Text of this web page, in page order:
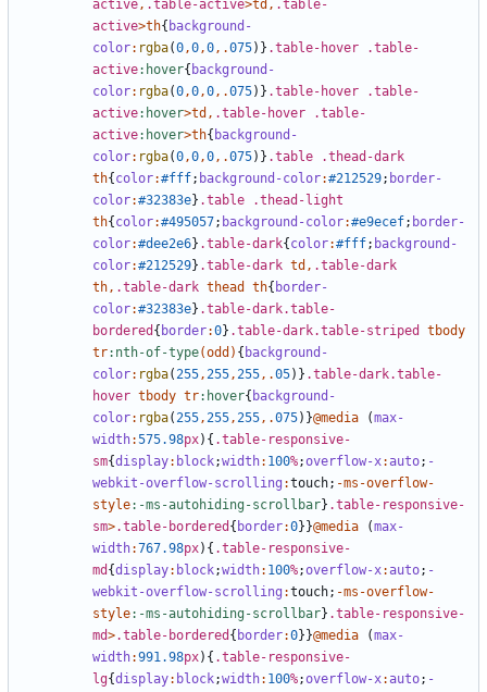
active, .table-active>td , .table-
active>th{ background-
color: rgba(0,0,0,.075)} .table-hover
.table-
active:hover{ background-
color: rgba(0,0,0,.075)} .table-hover
.table-
active:hover>td , .table-hover
.table-
active:hover>th{ background-
color: rgba(0,0,0,.075)} .table
.thead-dark
th{ color:#fff; background-color:#212529; border-
color:#32383e} .table
.thead-light
th{ color:#495057; background-color:#e9ecef; border-
color:#dee2e6} .table-dark{ color:#fff; background-
color:#212529} .table-dark td , .table-dark
th, .table-dark thead th{ border-
color:#32383e} .table-dark.table-
bordered { border:0} .table-dark.table-striped
tbody
tr:nth-of-type(odd ) { background-
color: rgba(255,255,255,.05)} .table-dark.table-
hover tbody tr:hover{ background-
color: rgba(255,255,255,.075)}@media (max-
width:575.98px){ .table-responsive-
sm{display: block;width: 100%;overflow-x:auto; -
webkit-overflow-scrolling :touch; -ms-overflow-
style:-ms-autohiding-scrollbar} .table-responsive-
sm>.table-bordered { border:0}}@media (max-
width:767.98px){ .table-responsive-
md {display: block;width: 100%;overflow-x:auto; -
webkit-overflow-scrolling :touch; -ms-overflow-
style:-ms-autohiding-scrollbar} .table-responsive-
md>.table-bordered { border:0}}@media (max-
width:991.98px){ .table-responsive-
lg{display: block;width: 100%;overflow-x:auto; -